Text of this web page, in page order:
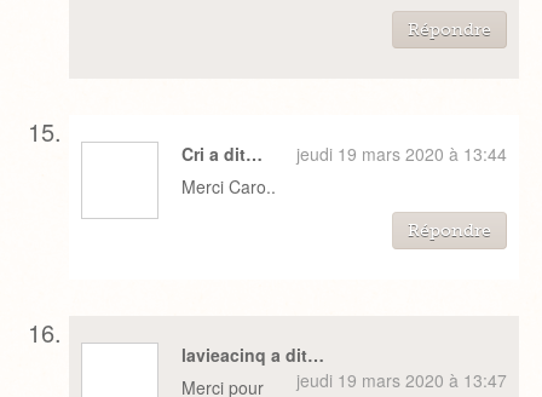
Répondre
Cri a dit…
jeudi 19 mars 2020 à 13:44
Merci Caro..
Répondre
lavieacinq a dit…
jeudi 19 mars 2020 à 13:47
Merci pour